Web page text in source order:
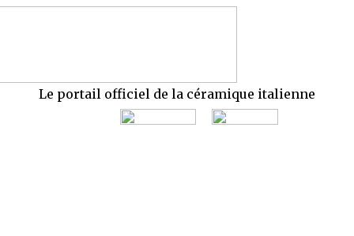
Le portail officiel de la céramique italienne